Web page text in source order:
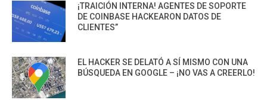
¡TRAICIÓN INTERNA! AGENTES DE SOPORTE
DE COINBASE HACKEARON DATOS DE
CLIENTES”
EL HACKER SE DELATÓ A SÍ MISMO CON UNA
BÚSQUEDA EN GOOGLE – ¡NO VAS A CREERLO!